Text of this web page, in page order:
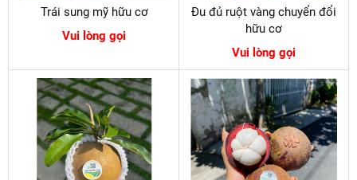
Trái sung mỹ hữu cơ
Vui lòng gọi
Đu đủ ruột vàng chuyển đổi
hữu cơ
Vui lòng gọi